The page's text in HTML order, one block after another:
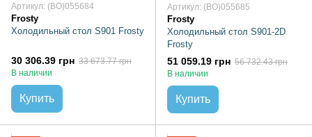
Артикул: (BO)055684
Frosty
Холодильный стол S901 Frosty
30 306.39 грн 33 673.77 грн
В наличии
Купить
Артикул: (BO)055685
Frosty
Холодильный стол S901-2D
Frosty
51 059.19 грн 56 732.43 грн
В наличии
Купить